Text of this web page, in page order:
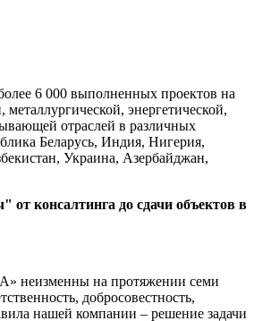
6 000 выполненных проектов на
металлургической, энергетической,
отраслей в различных
Беларусь, Индия, Нигерия,
Украина, Азербайджан,
консалтинга до сдачи объектов в
неизменны на протяжении семи
добросовестность,
нашей компании – решение задачи